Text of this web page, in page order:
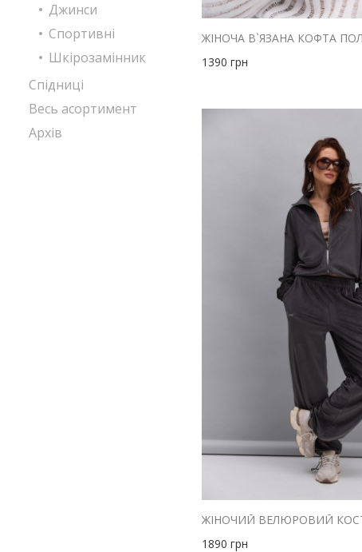
1390 грн
1890 грн
Джинси
Спортивні
Шкірозамінник
Спідниці
Весь асортимент
Архів